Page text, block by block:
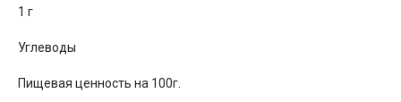
1 г
Углеводы
Пищевая ценность на 100г.